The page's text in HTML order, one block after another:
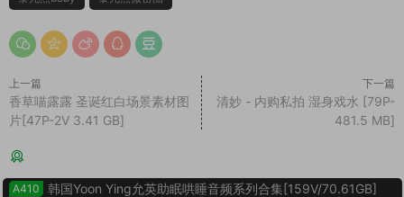
上一篇
香草喵露露 圣诞红白场景素材图
片[47P-2V 3.41 GB]
下一篇
清妙 - 内购私拍 湿身戏水 [79P-
481.5 MB]
A410 韩国Yoon Ying允英助眠哄睡音频系列合集[159V/70.61GB]